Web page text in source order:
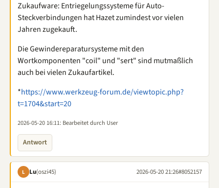
Zukaufware: Entriegelungssysteme für Auto-
Steckverbindungen hat Hazet zumindest vor vielen
Jahren zugekauft.
Die Gewindereparatursysteme mit den
Wortkomponenten "coil" und "sert" sind mutmaßlich
auch bei vielen Zukaufartikel.
*https://www.werkzeug-forum.de/viewtopic.php?
t=1704&start=20
2026-05-20 16:11: Bearbeitet durch User
Antwort
L Lu(oszi45) 2026-05-20 21:26#8052157